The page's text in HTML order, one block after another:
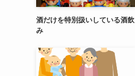
酒だけを特別扱いしている酒飲
み